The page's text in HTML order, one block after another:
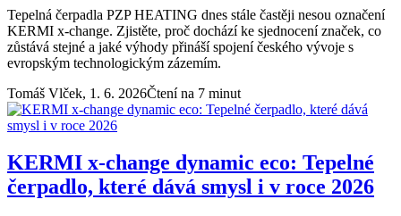
Tepelná čerpadla PZP HEATING dnes stále častěji nesou označení
KERMI x-change. Zjistěte, proč dochází ke sjednocení značek, co
zůstává stejné a jaké výhody přináší spojení českého vývoje s
evropským technologickým zázemím.
Tomáš Vlček, 1. 6. 2026Čtení na 7 minut
KERMI x-change dynamic eco: Tepelné
čerpadlo, které dává smysl i v roce 2026